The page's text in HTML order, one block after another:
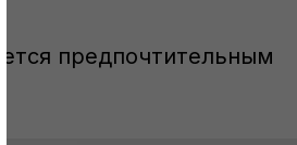
предпочтительным